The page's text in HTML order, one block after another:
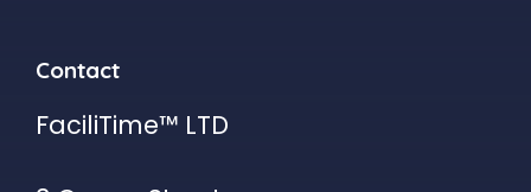
Contact
FaciliTime™ LTD